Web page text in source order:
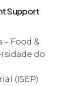
Support
Food &
do
(ISEP)